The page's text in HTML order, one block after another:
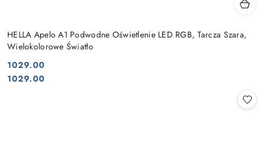
HELLA Apelo A1 Podwodne Oświetlenie LED RGB, Tarcza Szara,
Wielokolorowe Światło
Cena:
1029.00
Cena:
1029.00